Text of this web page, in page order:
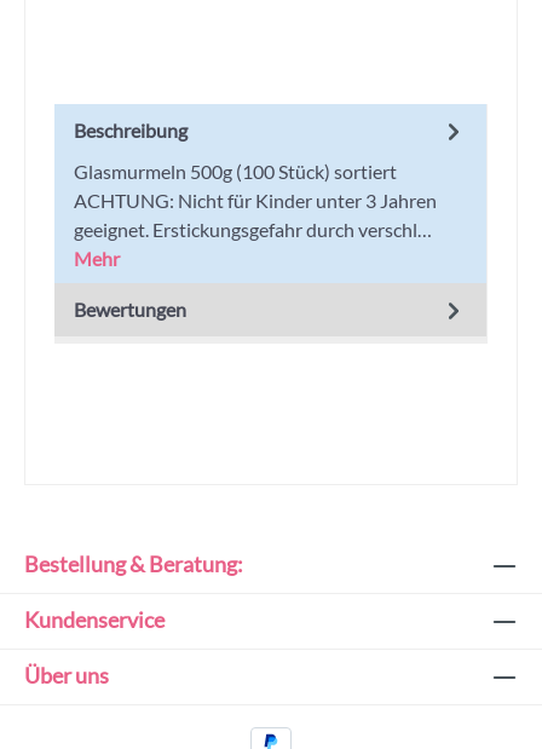
Beschreibung
Glasmurmeln 500g (100 Stück) sortiert
ACHTUNG: Nicht für Kinder unter 3 Jahren
geeignet. Erstickungsgefahr durch verschl…
Mehr
Bewertungen
Bestellung & Beratung:
Kundenservice
Über uns